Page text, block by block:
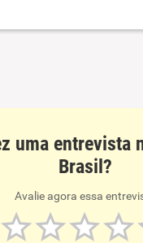
uma entrevista
Brasil?
Avalie agora essa